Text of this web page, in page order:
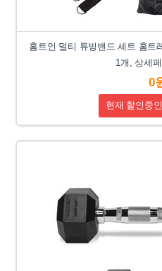
홈트인 멀티 튜빙밴드 세트 홈트
1개, 상세
0
현재 할인중